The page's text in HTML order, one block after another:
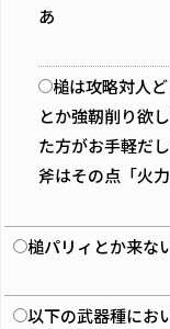
あ
槌は攻略対人
とか強靭削り欲
た方がお手軽だ
斧はその点「火
槌パリィとか来な
以下の武器種にお